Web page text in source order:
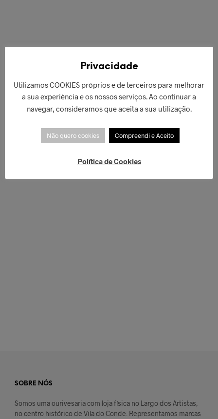
€40,00
LER MAIS
€42,00
SOBRE NÓS
Somos uma ourivesaria com loja física no Largo dos Artistas,
no centro histórico de Vila do Conde. Representamos marcas
Privacidade
Utilizamos COOKIES próprios e de terceiros para melhorar
a sua experiência e os nossos serviços. Ao continuar a
navegar, consideramos que aceita a sua utilização.
Não quero cookies Compreendi e Aceito
Política de Cookies